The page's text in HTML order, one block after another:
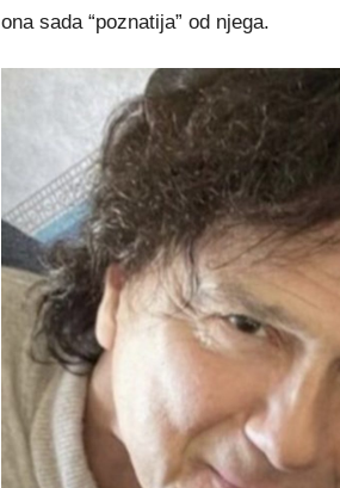
ona sada “poznatija” od njega.